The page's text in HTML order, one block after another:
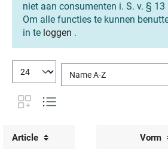
niet aan consumenten i. S. v. § 13
Om alle functies te kunnen
in te loggen .
Article Vorm